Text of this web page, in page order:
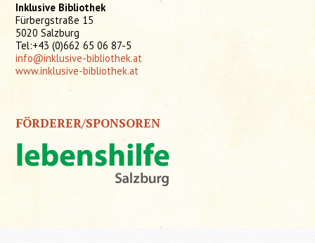
Inklusive Bibliothek
Fürbergstraße 15
5020 Salzburg
Tel:+43 (0)662 65 06 87-5
info@inklusive-bibliothek.at
www.inklusive-bibliothek.at
FÖRDERER/SPONSOREN